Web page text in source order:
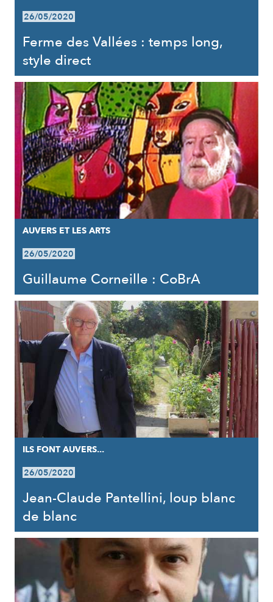
26/05/2020
Ferme des Vallées : temps long,
style direct
AUVERS ET LES ARTS
26/05/2020
Guillaume Corneille : CoBrA
ILS FONT AUVERS...
26/05/2020
Jean-Claude Pantellini, loup blanc
de blanc